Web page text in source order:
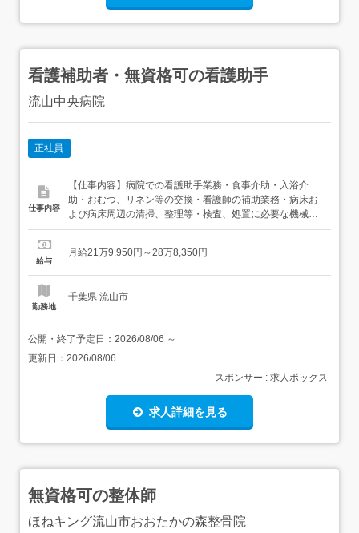
看護補助者・無資格可の看護助手
流山中央病院
正社員
仕事内容
【仕事内容】病院での看護助手業務・食事介助・入浴介
助・おむつ、リネン等の交換・看護師の補助業務・病床お
よび病床周辺の清掃、整理等・検査、処置に必要な機械や
器具の準備と後片付け 【経験・資格】<応募要件>下記いず
方・介護福祉士・介護職員実務者研修・介護職員初任者研
給与
月給21万9,950円～28万8,350円
勤務地
千葉県 流山市
公開・終了予定日： 2026/08/06 ～
更新日： 2026/08/06
スポンサー : 求人ボックス
求人詳細を見る
無資格可の整体師
ほねキング流山市おおたかの森整骨院